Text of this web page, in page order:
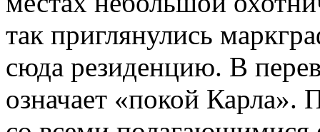
так приглянулись
сюда резиденцию. В
означает «покой Карла».